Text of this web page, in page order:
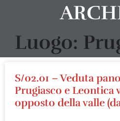
Luogo:
S/02.01 – Veduta
Prugiasco e Leontica
opposto della valle